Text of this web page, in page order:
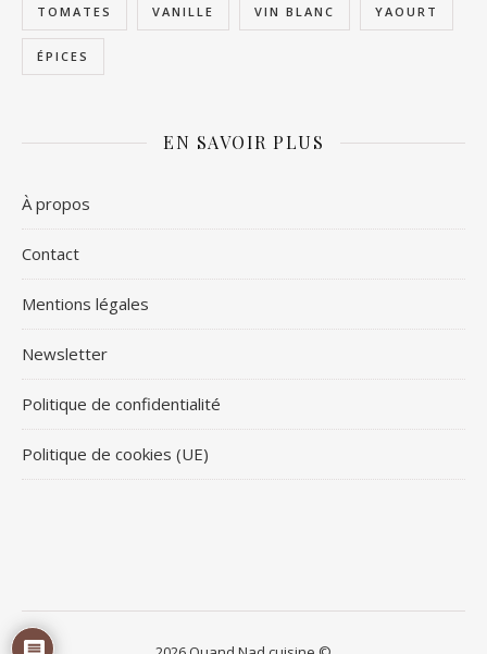
TOMATES VANILLE VIN BLANC YAOURT
ÉPICES
EN SAVOIR PLUS
À propos
Contact
Mentions légales
Newsletter
Politique de confidentialité
Politique de cookies (UE)